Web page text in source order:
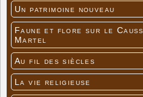
Un patrimoine nouveau
Faune et flore sur le
Martel
Au fil des siècles
La vie religieuse